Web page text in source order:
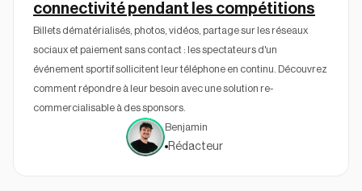
connectivité pendant les compétitions
Billets dématérialisés, photos, vidéos, partage sur les réseaux
sociaux et paiement sans contact : les spectateurs d'un
événement sportif sollicitent leur téléphone en continu. Découvrez
comment répondre à leur besoin avec une solution re-
commercialisable à des sponsors.
Benjamin
Rédacteur